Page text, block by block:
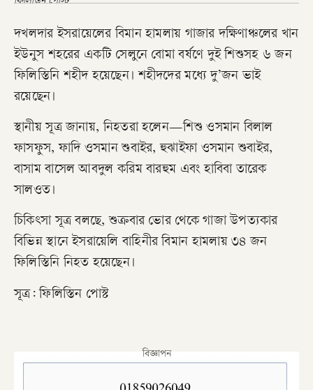
দখলদার ইসরায়েলের বিমান হামলায় গাজার দক্ষিণাঞ্চলের খান
ইউনুস শহরের একটি সেলুনে বোমা বর্ষণে দুই শিশুসহ ৬ জন
ফিলিস্তিনি শহীদ হয়েছেন। শহীদদের মধ্যে দু’জন ভাই
রয়েছেন।
স্থানীয় সূত্র জানায়, নিহতরা হলেন—শিশু ওসমান বিলাল
ফাসফুস, ফাদি ওসমান শুবাইর, হুঝাইফা ওসমান শুবাইর,
বাসাম বাসেল আবদুল করিম বারহুম এবং হাবিবা তারেক
সালওত।
চিকিৎসা সূত্র বলছে, শুক্রবার ভোর থেকে গাজা উপত্যকার
বিভিন্ন স্থানে ইসরায়েলি বাহিনীর বিমান হামলায় ৩৪ জন
ফিলিস্তিনি নিহত হয়েছেন।
সূত্র: ফিলিস্তিন পোস্ট
বিজ্ঞাপন